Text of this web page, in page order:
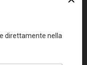
degli Studi di
prevedere
del